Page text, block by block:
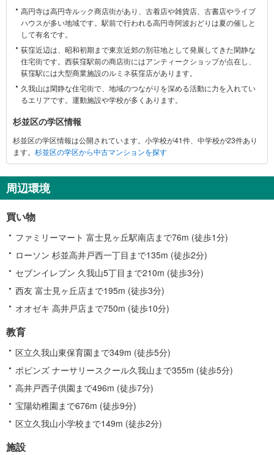
区
に
す
報
高円寺は高円寺ルック商店街があり、古着店や雑貨店、古書店やライブ
ハウスが多い地域です。駅前で行われる高円寺阿波おどりは夏の催しと
して有名です。
荻窪近辺は、昭和初期まで東京近郊の別荘地として発展してきた閑静な
住宅街です。西荻窪駅前の商店街にはアンティークショップが点在し、
荻窪駅には大型商業施設のルミネ荻窪店があります。
久我山は閑静な住宅街で、地域のつながりを深める活動に力を入れてい
るエリアです。運動施設や学校が多くあります。
杉並区の学区情報
杉並区の学区情報は公開されています。小学校が41件、中学校が23件あり
ます。 杉並区の学区から中古マンションを探す
周辺環境
買い物
ファミリーマート 富士見ヶ丘駅南店まで76m (徒歩1分)
ローソン 杉並高井戸西一丁目まで135m (徒歩2分)
セブンイレブン 久我山5丁目まで210m (徒歩3分)
西友 富士見ヶ丘店まで195m (徒歩3分)
オオゼキ 高井戸店まで750m (徒歩10分)
教育
区立久我山東保育園まで349m (徒歩5分)
ポピンズ ナーサリースクール久我山まで355m (徒歩5分)
高井戸西子供園まで496m (徒歩7分)
宝陽幼稚園まで676m (徒歩9分)
区立久我山小学校まで149m (徒歩2分)
施設